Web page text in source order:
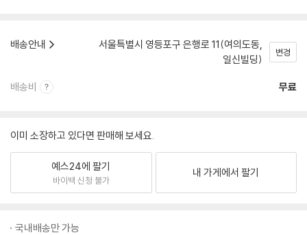
배송안내
서울특별시 영등포구 은행로 11(여의도동,
일신빌딩)
변경
배송비 무료
이미 소장하고 있다면 판매해 보세요.
예스24에 팔기
바이백 신청 불가
내 가게에서 팔기
국내배송만 가능